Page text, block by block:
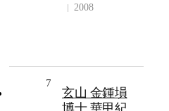
2008
7
玄山 金鍾塤